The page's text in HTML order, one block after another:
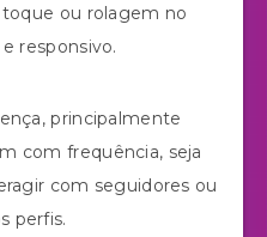
toque ou rolagem no
responsivo.
principalmente
com frequência, seja
com seguidores ou
perfis.